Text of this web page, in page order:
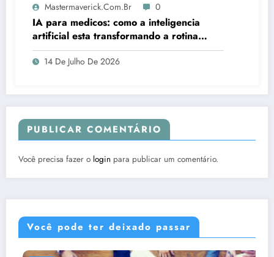
Mastermaverick.com.br 0
IA para medicos: como a inteligencia
artificial esta transformando a rotina
clinica
14 De Julho De 2026
PUBLICAR COMENTÁRIO
Você precisa fazer o login para publicar um comentário.
Você pode ter deixado passar